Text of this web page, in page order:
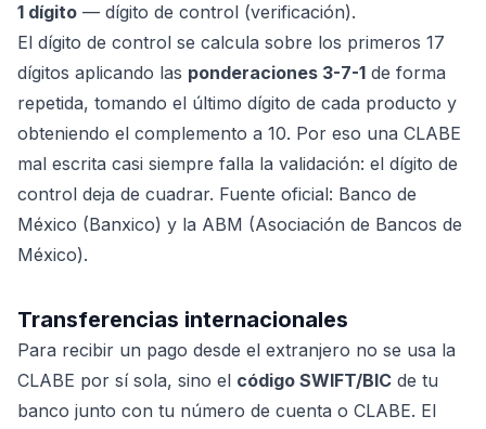
1 dígito — dígito de control (verificación).
El dígito de control se calcula sobre los primeros 17
dígitos aplicando las ponderaciones 3-7-1 de forma
repetida, tomando el último dígito de cada producto y
obteniendo el complemento a 10. Por eso una CLABE
mal escrita casi siempre falla la validación: el dígito de
control deja de cuadrar. Fuente oficial: Banco de
México (Banxico) y la ABM (Asociación de Bancos de
México).
Transferencias internacionales
Para recibir un pago desde el extranjero no se usa la
CLABE por sí sola, sino el código SWIFT/BIC de tu
banco junto con tu número de cuenta o CLABE. El